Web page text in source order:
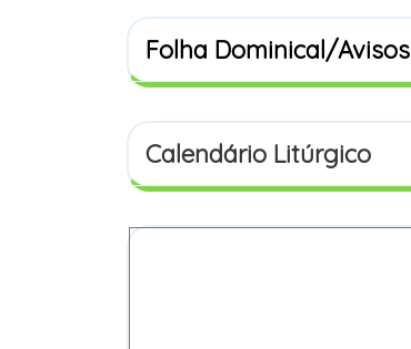
Folha Dominical/Avisos
Calendário Litúrgico